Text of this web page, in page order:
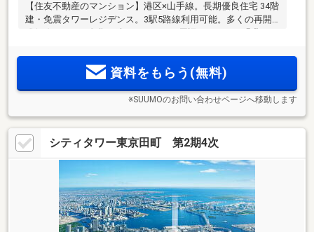
【住友不動産のマンション】港区×山手線。長期優良住宅 34階
建・免震タワーレジデンス。3駅5路線利用可能。多くの再開
資料をもらう(無料)
※SUUMOのお問い合わせページへ移動します
シティタワー東京田町 第2期4次